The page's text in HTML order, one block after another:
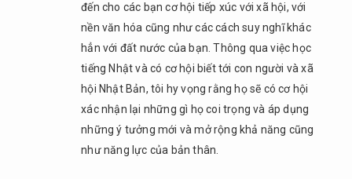
đến cho các bạn cơ hội tiếp xúc với xã hội, với
nền văn hóa cũng như các cách suy nghĩ khác
hẳn với đất nước của bạn. Thông qua việc học
tiếng Nhật và có cơ hội biết tới con người và xã
hội Nhật Bản, tôi hy vọng rằng họ sẽ có cơ hội
xác nhận lại những gì họ coi trọng và áp dụng
những ý tưởng mới và mở rộng khả năng cũng
như năng lực của bản thân.